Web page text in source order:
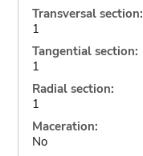
Transversal section:
1
Tangential section:
1
Radial section:
1
Maceration:
No